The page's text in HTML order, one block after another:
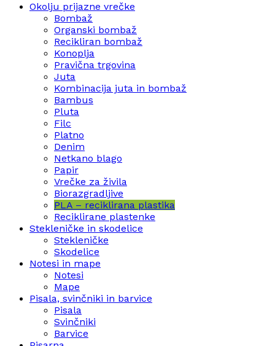
Okolju prijazne vrečke
Bombaž
Organski bombaž
Recikliran bombaž
Konoplja
Pravična trgovina
Juta
Kombinacija juta in bombaž
Bambus
Pluta
Filc
Platno
Denim
Netkano blago
Papir
Vrečke za živila
Biorazgradljive
PLA – reciklirana plastika
Reciklirane plastenke
Stekleničke in skodelice
Stekleničke
Skodelice
Notesi in mape
Notesi
Mape
Pisala, svinčniki in barvice
Pisala
Svinčniki
Barvice